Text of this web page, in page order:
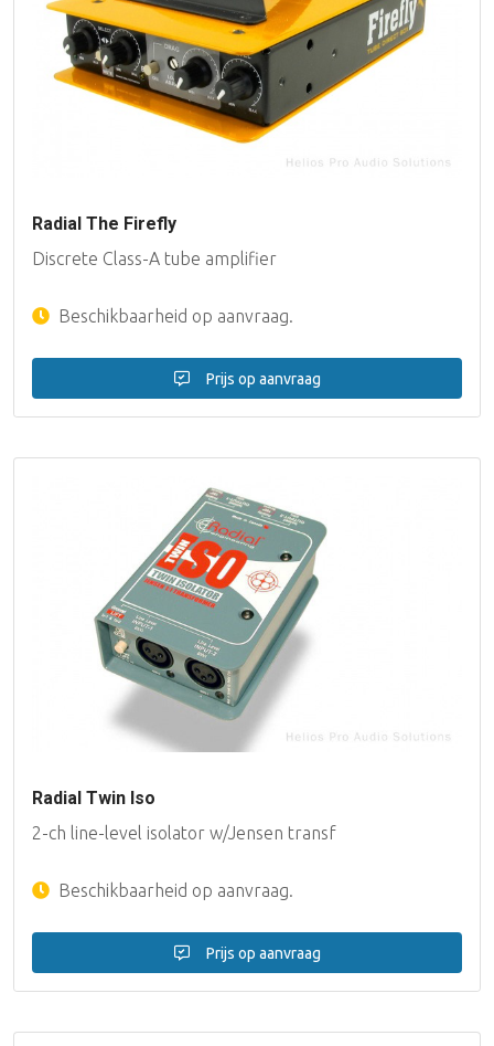
Radial The Firefly
Discrete Class-A tube amplifier
Beschikbaarheid op aanvraag.
Prijs op aanvraag
Radial Twin Iso
2-ch line-level isolator w/Jensen transf
Beschikbaarheid op aanvraag.
Prijs op aanvraag